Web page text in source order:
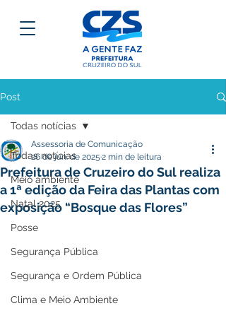
Post
Todas notícias
Meio ambiente
Natal 2025
Posse
Segurança Pública
Segurança e Ordem Pública
Clima e Meio Ambiente
Todas notícias
Prefeitura de Cruzeiro do Sul realiza
a 1ª edição da Feira das Plantas com
exposição “Bosque das Flores”
Assessoria de Comunicação
26 de jun. de 2025 2 min de leitura